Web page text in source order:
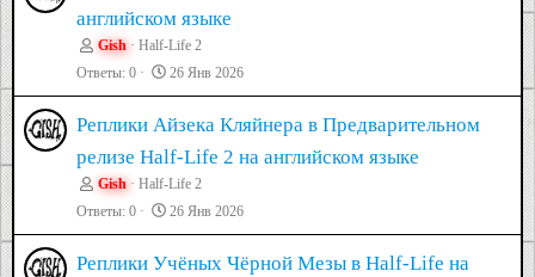
английском языке
Gish
Half-Life 2
Ответы 0 26 Янв 2026
Реплики Айзека Кляйнера в Предварительном
релизе Half-Life 2 на английском языке
Gish
Half-Life 2
Ответы 0 26 Янв 2026
Реплики Учёных Чёрной Мезы в Half-Life на